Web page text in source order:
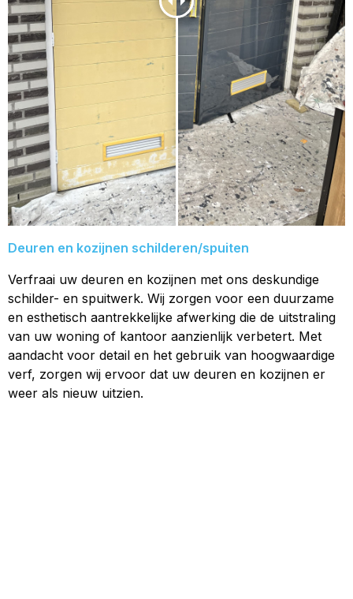
Deuren en kozijnen schilderen/spuiten
Verfraai uw deuren en kozijnen met ons deskundige
schilder- en spuitwerk. Wij zorgen voor een duurzame
en esthetisch aantrekkelijke afwerking die de uitstraling
van uw woning of kantoor aanzienlijk verbetert. Met
aandacht voor detail en het gebruik van hoogwaardige
verf, zorgen wij ervoor dat uw deuren en kozijnen er
weer als nieuw uitzien.